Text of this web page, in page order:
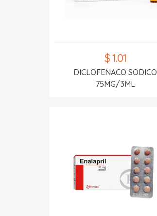
$ 1.01
DICLOFENACO SODICO
75MG/3ML